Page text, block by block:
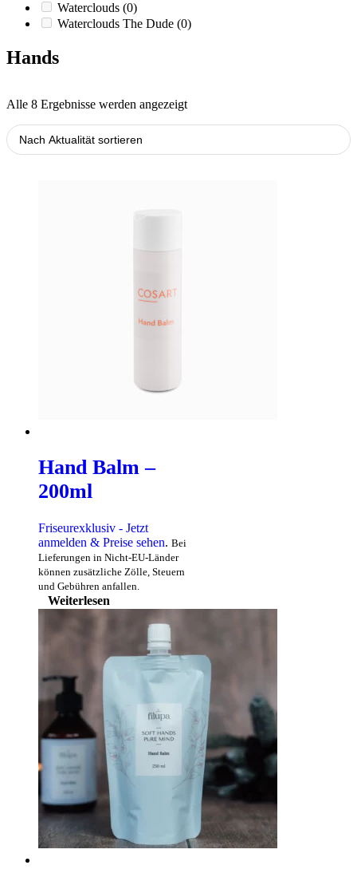
Waterclouds (0)
Waterclouds The Dude (0)
Hands
Alle 8 Ergebnisse werden angezeigtNach
Hand Balm –
200ml
Friseurexklusiv - Jetzt
anmelden & Preise sehen. Bei
Lieferungen in Nicht-EU-Länder
können zusätzliche Zölle, Steuern
und Gebühren anfallen.
Weiterlesen